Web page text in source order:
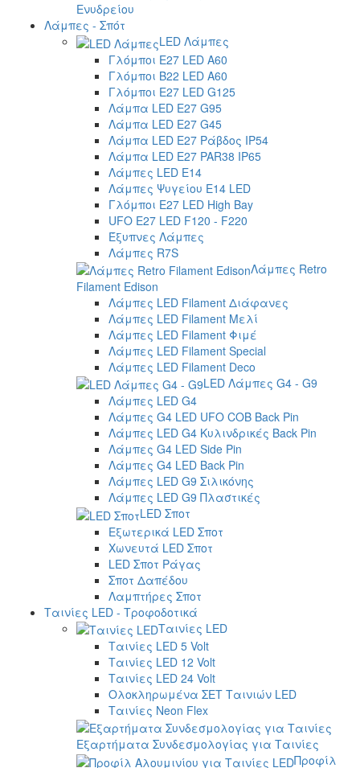
Ενυδρείου
Λάμπες - Σπότ
LED Λάμπες
Γλόμποι E27 LED A60
Γλόμποι B22 LED A60
Γλόμποι E27 LED G125
Λάμπα LED E27 G95
Λάμπα LED E27 G45
Λάμπα LED E27 Ράβδος IP54
Λάμπα LED E27 PAR38 IP65
Λάμπες LED E14
Λάμπες Ψυγείου E14 LED
Γλόμποι E27 LED High Bay
UFO E27 LED F120 - F220
Έξυπνες Λάμπες
Λάμπες R7S
Λάμπες Retro
Filament Edison
Λάμπες LED Filament Διάφανες
Λάμπες LED Filament Μελί
Λάμπες LED Filament Φιμέ
Λάμπες LED Filament Special
Λάμπες LED Filament Deco
LED Λάμπες G4 - G9
Λάμπες LED G4
Λάμπες G4 LED UFO COB Back Pin
Λάμπες LED G4 Κυλινδρικές Back Pin
Λάμπες G4 LED Side Pin
Λάμπες G4 LED Back Pin
Λάμπες LED G9 Σιλικόνης
Λάμπες LED G9 Πλαστικές
LED Σποτ
Εξωτερικά LED Σποτ
Χωνευτά LED Σποτ
LED Σποτ Ράγας
Σποτ Δαπέδου
Λαμπτήρες Σποτ
Ταινίες LED - Τροφοδοτικά
Ταινίες LED
Ταινίες LED 5 Volt
Ταινίες LED 12 Volt
Ταινίες LED 24 Volt
Ολοκληρωμένα ΣΕΤ Ταινιών LED
Ταινίες Neon Flex
Εξαρτήματα Συνδεσμολογίας για Ταινίες
Προφίλ